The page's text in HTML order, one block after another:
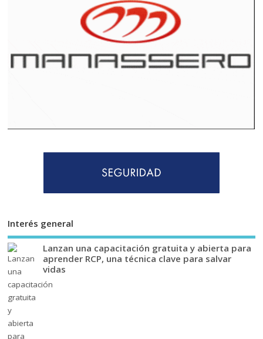
Interés general
Lanzan una capacitación gratuita y abierta para
aprender RCP, una técnica clave para salvar
vidas